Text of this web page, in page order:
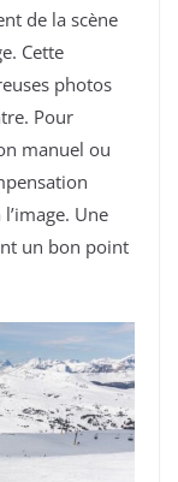
de la scène
Cette
photos
Pour
manuel ou
Une
un bon point